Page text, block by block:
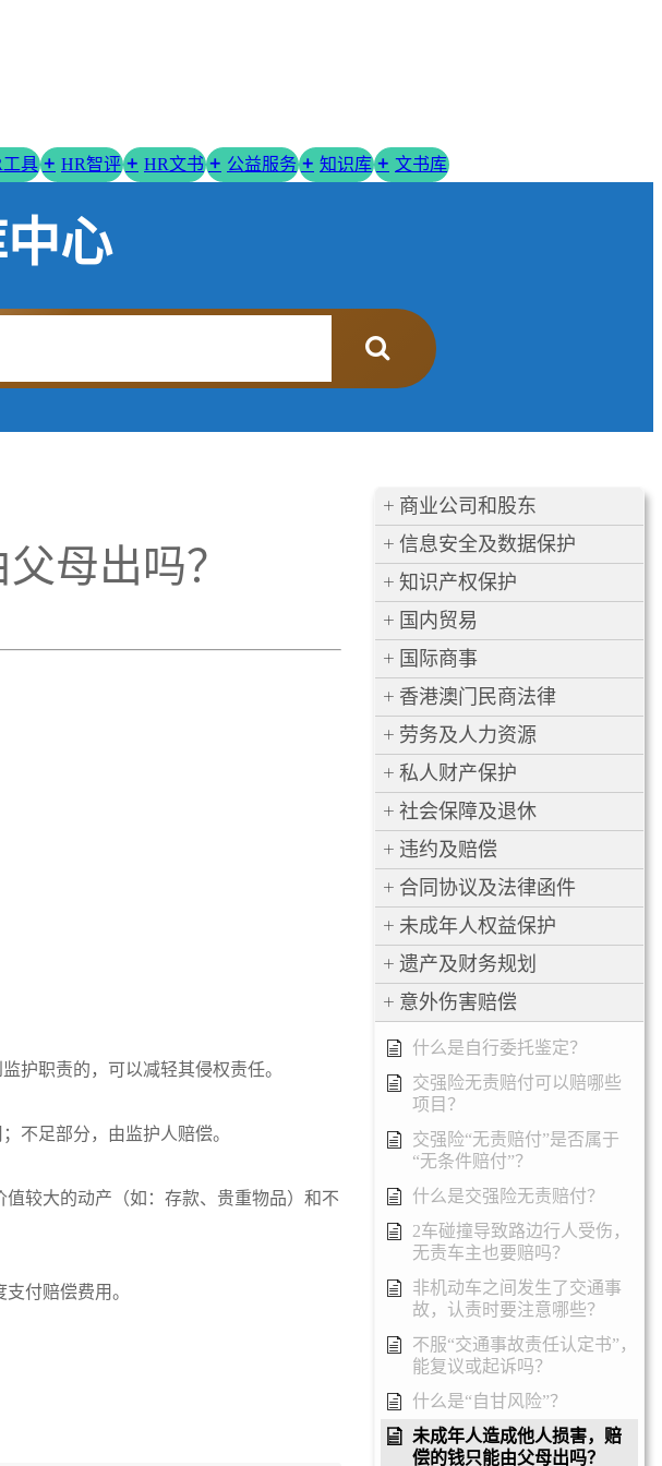
工具 HR智评 HR文书 公益服务 知识库 文书库
心
母出吗？
护职责的，可以减轻其侵权责任。
不足部分，由监护人赔偿。
较大的动产（如：存款、贵重物品）和不
付赔偿费用。
商业公司和股东
信息安全及数据保护
知识产权保护
国内贸易
国际商事
香港澳门民商法律
劳务及人力资源
私人财产保护
社会保障及退休
违约及赔偿
合同协议及法律函件
未成年人权益保护
遗产及财务规划
意外伤害赔偿
什么是自行委托鉴定？
交强险无责赔付可以赔哪些
项目？
交强险“无责赔付”是否属于
“无条件赔付”？
什么是交强险无责赔付？
2车碰撞导致路边行人受伤，
无责车主也要赔吗？
非机动车之间发生了交通事
故，认责时要注意哪些？
不服“交通事故责任认定书”，
能复议或起诉吗？
什么是“自甘风险”？
未成年人造成他人损害，赔
偿的钱只能由父母出吗？